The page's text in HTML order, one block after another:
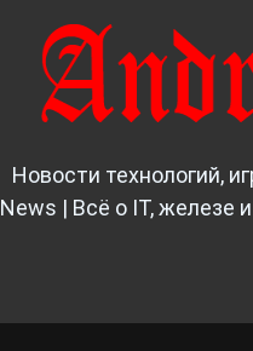
Новости технологий,
News | Всё о IT, железе